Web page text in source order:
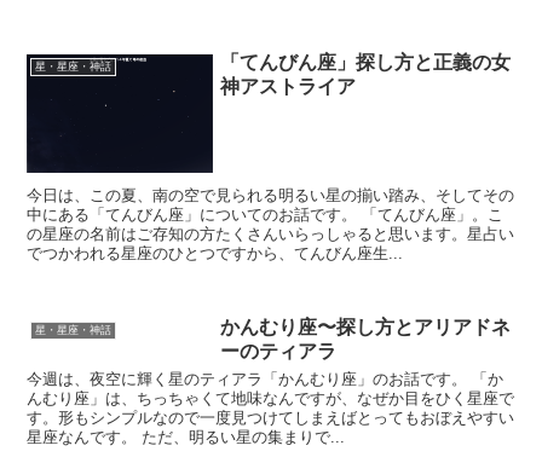
星・星座・神話
「てんびん座」探し方と正義の女
神アストライア
今日は、この夏、南の空で見られる明るい星の揃い踏み、そしてその
中にある「てんびん座」についてのお話です。 「てんびん座」。こ
の星座の名前はご存知の方たくさんいらっしゃると思います。星占い
でつかわれる星座のひとつですから、てんびん座生...
星・星座・神話
かんむり座〜探し方とアリアドネ
ーのティアラ
今週は、夜空に輝く星のティアラ「かんむり座」のお話です。 「か
んむり座」は、ちっちゃくて地味なんですが、なぜか目をひく星座で
す。形もシンプルなので一度見つけてしまえばとってもおぼえやすい
星座なんです。 ただ、明るい星の集まりで...